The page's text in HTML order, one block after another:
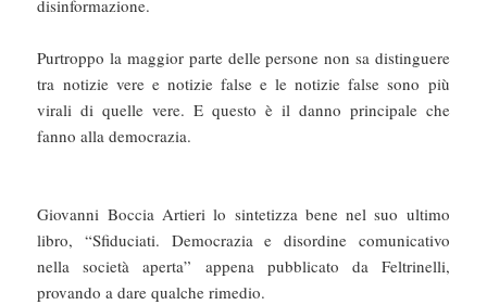
disinformazione.
Purtroppo la maggior parte delle persone non sa distinguere
tra notizie vere e notizie false e le notizie false sono più
virali di quelle vere. E questo è il danno principale che
fanno alla democrazia.
Giovanni Boccia Artieri lo sintetizza bene nel suo ultimo
libro, “Sfiduciati. Democrazia e disordine comunicativo
nella società aperta” appena pubblicato da Feltrinelli,
provando a dare qualche rimedio.